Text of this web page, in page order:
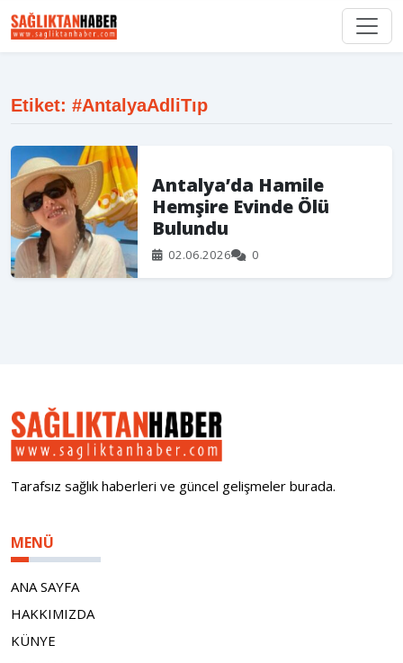
Etiket: #AntalyaAdliTıp
Antalya’da Hamile
Hemşire Evinde Ölü
Bulundu
02.06.2026 0
Tarafsız sağlık haberleri ve güncel gelişmeler burada.
MENÜ
ANA SAYFA
HAKKIMIZDA
KÜNYE